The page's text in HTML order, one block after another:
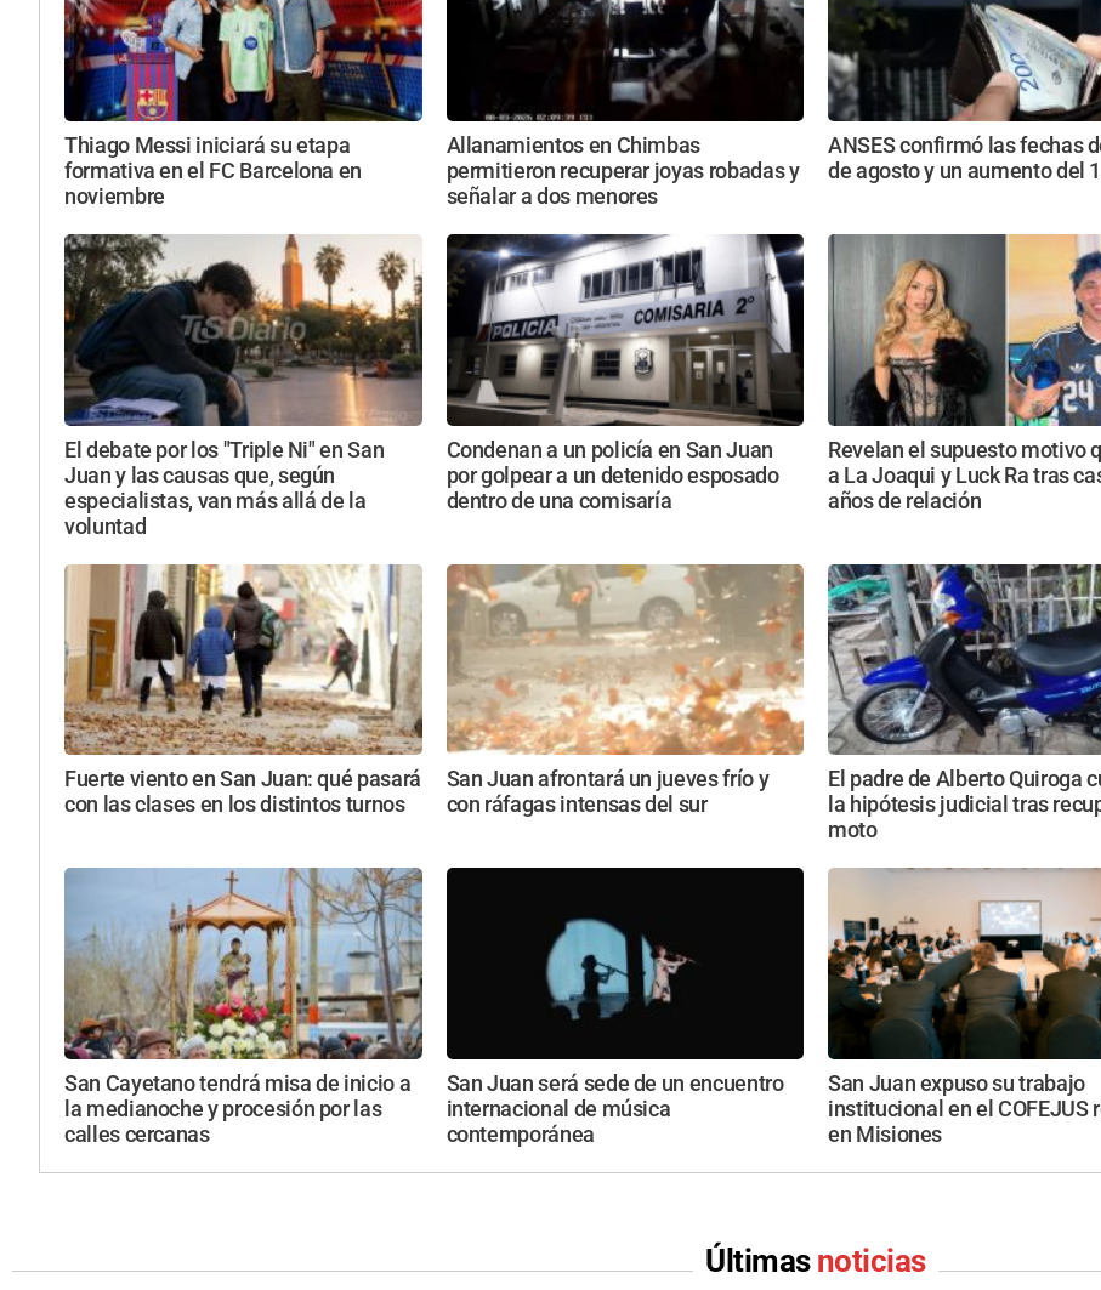
Thiago Messi iniciará su etapa
formativa en el FC Barcelona en
noviembre
Allanamientos en Chimbas
permitieron recuperar joyas robadas y
señalar a dos menores
ANSES confirmó las fechas
de agosto y un aumento del
El debate por los "Triple Ni" en San
Juan y las causas que, según
especialistas, van más allá de la
voluntad
Condenan a un policía en San Juan
por golpear a un detenido esposado
dentro de una comisaría
Revelan el supuesto motivo
a La Joaqui y Luck Ra tras
años de relación
Fuerte viento en San Juan: qué pasará
con las clases en los distintos turnos
San Juan afrontará un jueves frío y
con ráfagas intensas del sur
El padre de Alberto Quiroga
la hipótesis judicial tras
moto
San Cayetano tendrá misa de inicio a
la medianoche y procesión por las
calles cercanas
San Juan será sede de un encuentro
internacional de música
contemporánea
San Juan expuso su trabajo
institucional en el COFEJUS
en Misiones
Últimas noticias